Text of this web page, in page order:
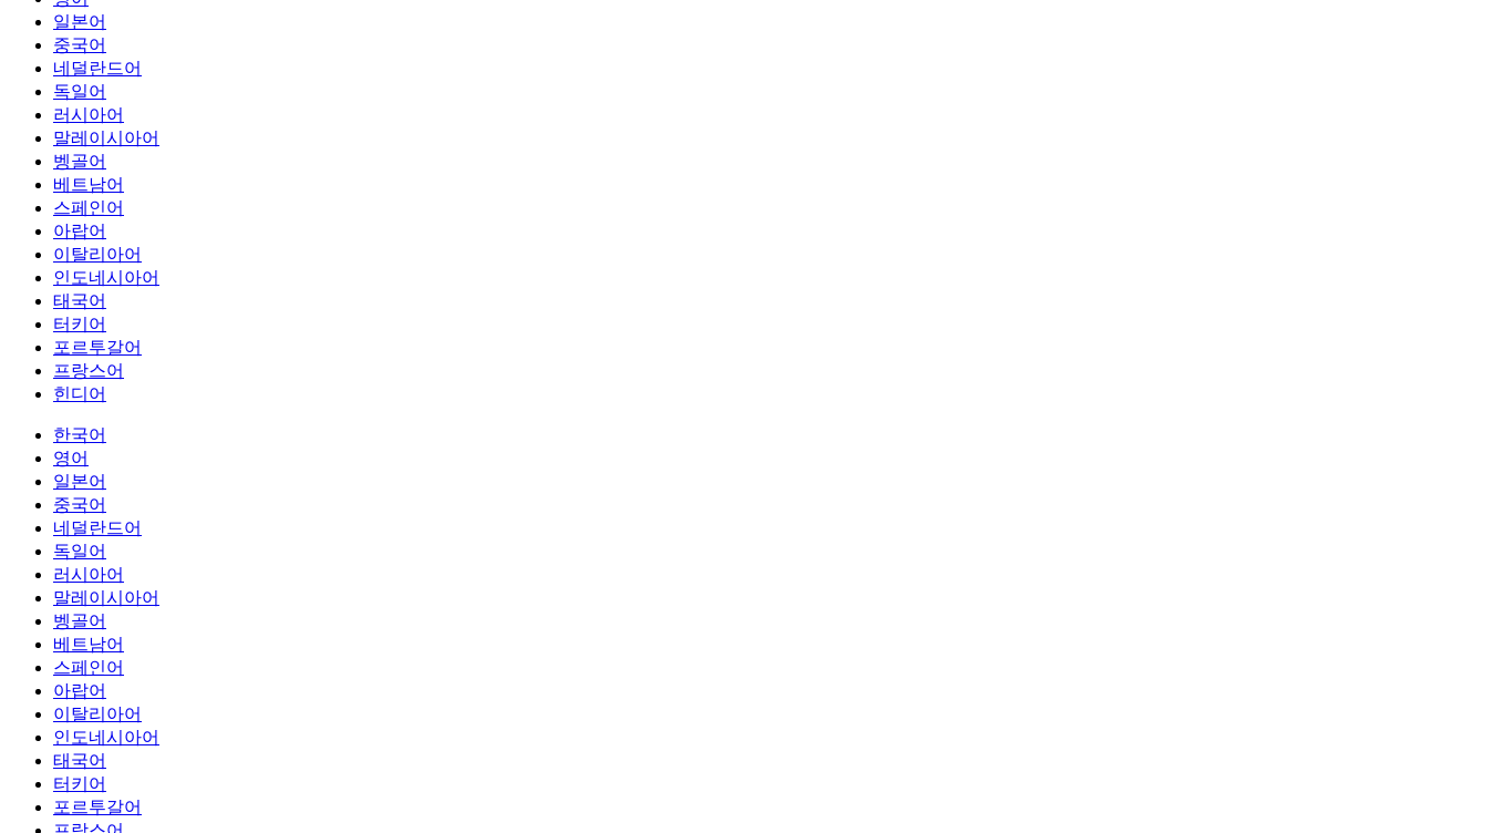
일본어
중국어
네덜란드어
독일어
러시아어
말레이시아어
벵골어
베트남어
스페인어
아랍어
이탈리아어
인도네시아어
태국어
터키어
포르투갈어
프랑스어
힌디어
한국어
영어
일본어
중국어
네덜란드어
독일어
러시아어
말레이시아어
벵골어
베트남어
스페인어
아랍어
이탈리아어
인도네시아어
태국어
터키어
포르투갈어